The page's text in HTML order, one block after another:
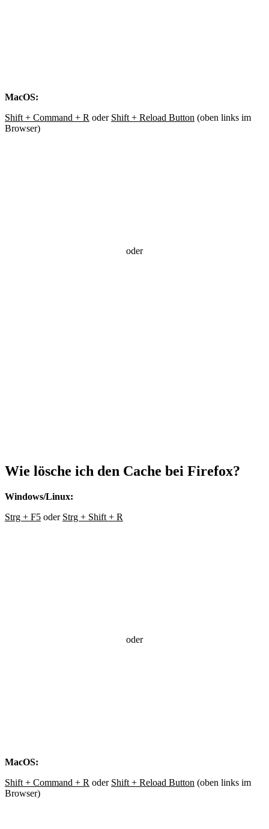
MacOS:
Shift + Command + R oder Shift + Reload Button (oben links im
Browser)
oder
Wie lösche ich den Cache bei Firefox?
Windows/Linux:
Strg + F5 oder Strg + Shift + R
oder
MacOS:
Shift + Command + R oder Shift + Reload Button (oben links im
Browser)